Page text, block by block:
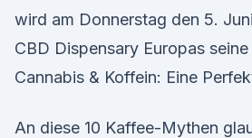
wird am Donnerstag den 5.
CBD Dispensary Europas
Cannabis & Koffein: Eine
An diese 10 Kaffee-Mythen